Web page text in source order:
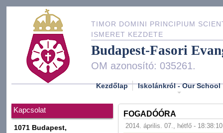
TIMOR DOMINI PRINCIPIUM
ISMERET KEZDETE
Budapest-Fasori
OM azonosító: 035261.
Kezdőlap Iskolánkról - Our School
Kapcsolat
1071 Budapest,
FOGADÓÓRA
2014. április. 07., hétfő - 18:38:10